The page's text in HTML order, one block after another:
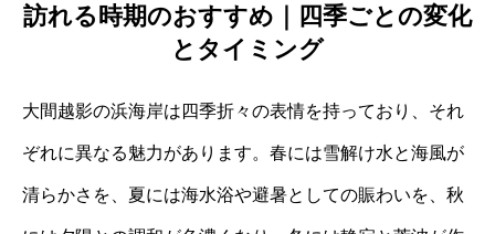
訪れる時期のおすすめ｜四季ごとの変化
とタイミング
大間越影の浜海岸は四季折々の表情を持っており、それ
ぞれに異なる魅力があります。春には雪解け水と海風が
清らかさを、夏には海水浴や避暑としての賑わいを、秋